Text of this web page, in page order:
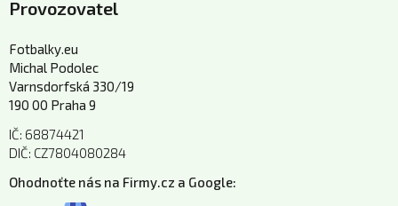
Provozovatel
Fotbalky.eu
Michal Podolec
Varnsdorfská 330/19
190 00 Praha 9
IČ: 68874421
DIČ: CZ7804080284
Ohodnoťte nás na Firmy.cz a Google: